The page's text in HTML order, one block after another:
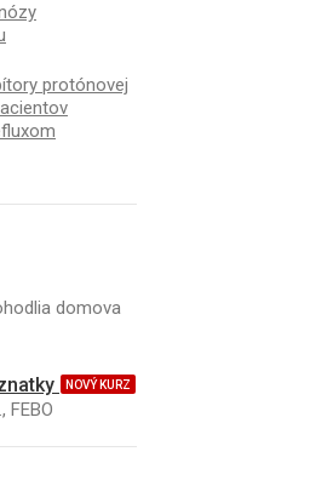
protónovej
domova
NOVÝ KURZ
FEBO